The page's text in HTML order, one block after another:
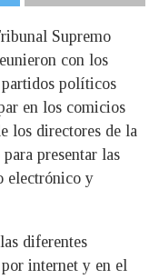
Supremo
con los
políticos
en los comicios
los directores de la
presentar las
electrónico y
diferentes
internet y en el